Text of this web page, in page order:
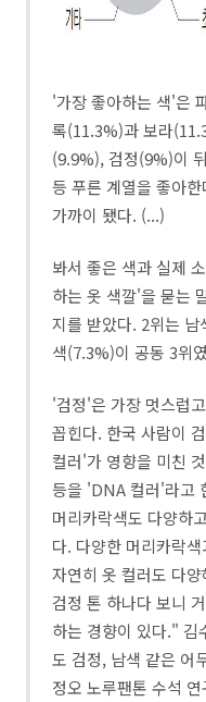
'가장 좋아하는 색'은
록(11.3%)과 보라
(9.9%), 검정(9%)이
등 푸른 계열을 좋아
가까이 됐다. (...)
봐서 좋은 색과 실제
하는 옷 색깔'을 묻는
지를 받았다. 2위는
색(7.3%)이 공동 3위
'검정'은 가장 멋스럽
꼽힌다. 한국 사람이
컬러'가 영향을 미친
등을 'DNA 컬러'라고
머리카락색도 다양하
다. 다양한 머리카락
자연히 옷 컬러도 다
검정 톤 하나다 보니
하는 경향이 있다." 김
도 검정, 남색 같은 어
정오 노루팬톤 수석